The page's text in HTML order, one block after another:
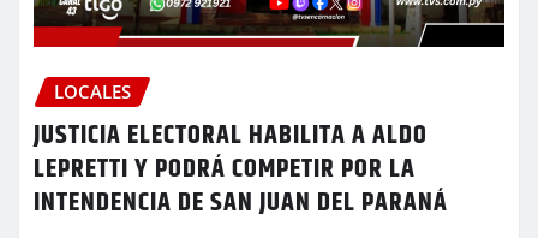
LOCALES
JUSTICIA ELECTORAL HABILITA A ALDO
LEPRETTI Y PODRÁ COMPETIR POR LA
INTENDENCIA DE SAN JUAN DEL PARANÁ